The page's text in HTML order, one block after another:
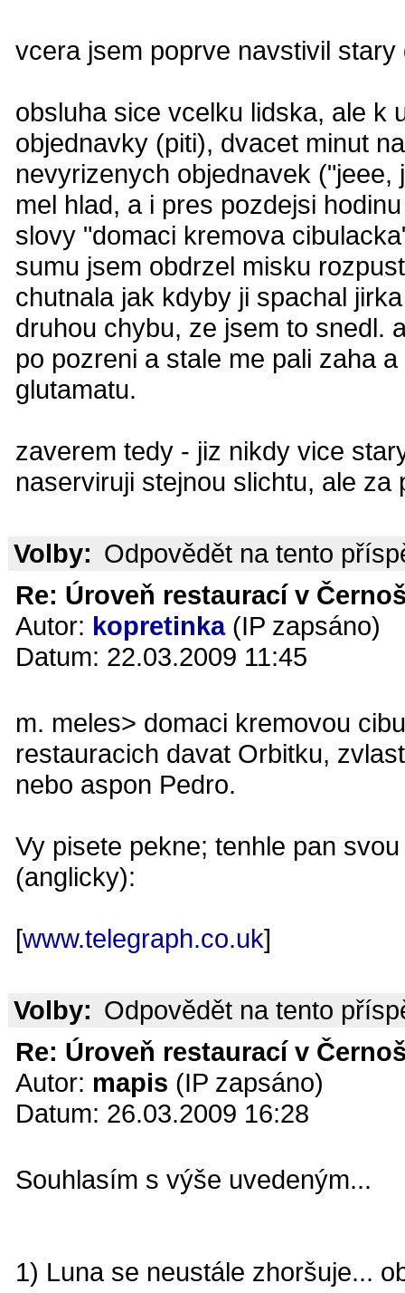
vcera jsem poprve navstivil
obsluha sice vcelku lidska, ale k
objednavky (piti), dvacet minut
nevyrizenych objednavek
mel hlad, a i pres pozdejsi
slovy "domaci kremova
sumu jsem obdrzel misku
chutnala jak kdyby ji spachal
druhou chybu, ze jsem to snedl.
po pozreni a stale me pali zaha
glutamatu.
zaverem tedy - jiz nikdy vice
naserviruji stejnou slichtu, ale za
Volby: Odpovědět na tento
Re: Úroveň restaurací v
Autor: kopretinka(IP zapsáno)
Datum: 22.03.2009 11:45
m. meles> domaci kremovou
restauracich davat Orbitku,
nebo aspon Pedro.
Vy pisete pekne; tenhle pan
(anglicky):
[www.telegraph.co.uk]
Volby: Odpovědět na tento
Re: Úroveň restaurací v
Autor: mapis (IP zapsáno)
Datum: 26.03.2009 16:28
Souhlasím s výše uvedeným...
1) Luna se neustále zhoršuje...